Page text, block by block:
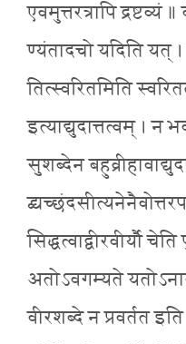
एवमुत्तरत्रापि द्रष्टव्यं
ण्यंतादचो यदिति यत् ।
तित्स्वरितमिति
इत्याद्युदात्तत्वम् । न
सुशब्देन
सिद्धत्वाद्वीरवीर्यौ
अतोऽवगम्यते
वीरशब्दे न प्रवर्तत